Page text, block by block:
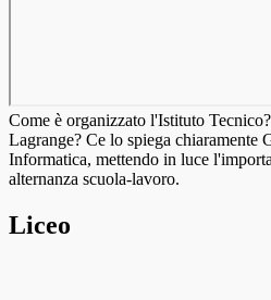
Come è organizzato l'Istituto
Lagrange? Ce lo spiega chiaramente
Informatica, mettendo in luce
alternanza scuola-lavoro.
Liceo